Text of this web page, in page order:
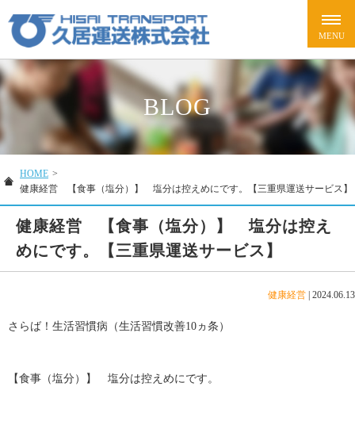
BLOG
HOME >
健康経営 【食事（塩分）】 塩分は控えめにです。【三重県運送サービス】
健康経営 【食事（塩分）】 塩分は控え
めにです。【三重県運送サービス】
健康経営 2024.06.13
さらば！生活習慣病（生活習慣改善10ヵ条）
【食事（塩分）】 塩分は控えめにです。